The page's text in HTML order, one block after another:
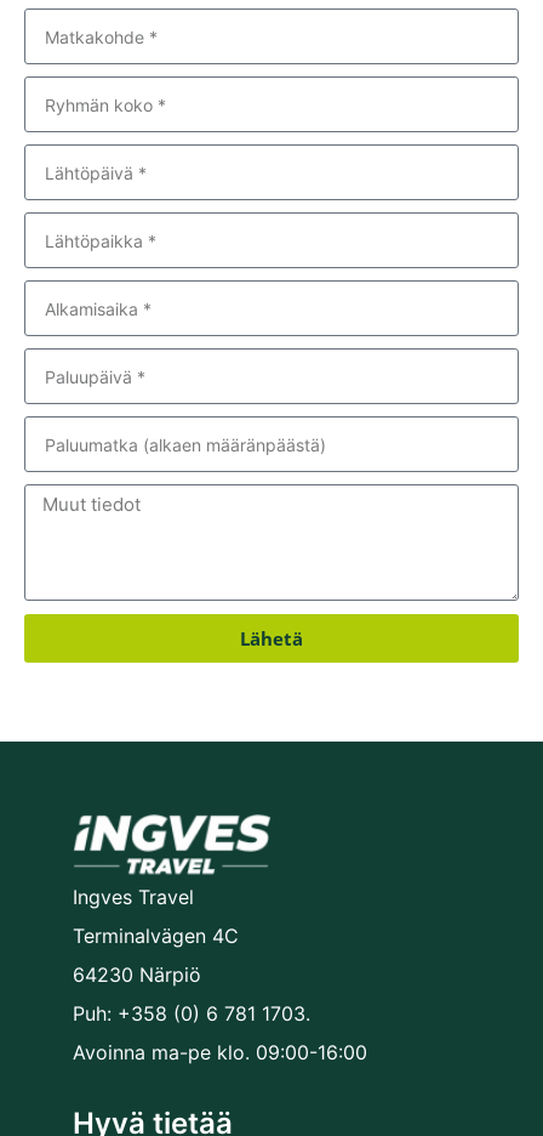
Lähetä
Ingves Travel
Terminalvägen 4C
64230 Närpiö
Puh: +358 (0) 6 781 1703.
Avoinna ma-pe klo. 09:00-16:00
Hyvä tietää